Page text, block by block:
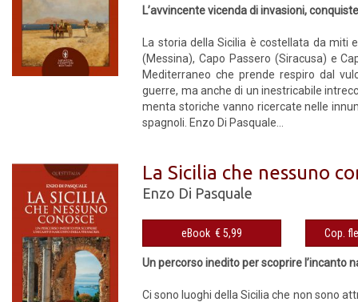
L’avvincente vicenda di invasioni,
La storia della Sicilia è costellata da
(Messina), Capo Passero (Siracusa) e
Mediterraneo che prende respiro dal
guerre, ma anche di un inestricabile
menta storiche vanno ricercate nelle
spagnoli. Enzo Di Pasquale...
La Sicilia che nessuno
Enzo Di Pasquale
eBook € 5,99
Un percorso inedito per scoprire l’incanto
Ci sono luoghi della Sicilia che non sono